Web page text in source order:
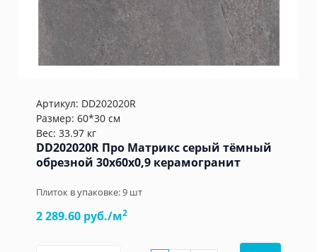
Артикул: DD202020R
Размер: 60*30 см
Вес: 33.97 кг
DD202020R Про Матрикс серый тёмный
обрезной 30x60x0,9 керамогранит
Плиток в упаковке:9 шт
2 289.60 руб./м2